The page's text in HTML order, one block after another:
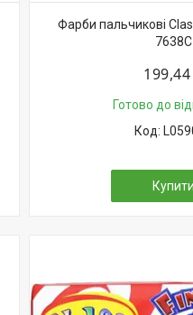
Фарби пальчикові
7638C
Готово до
Купити